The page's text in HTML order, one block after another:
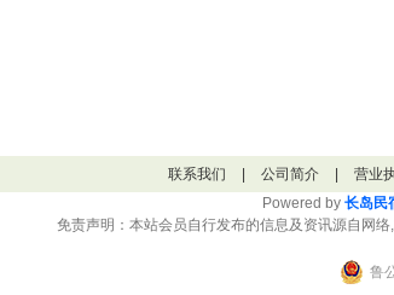
联系我们 公司简介 营业
Powered by 长岛民
免责声明：本站会员自行发布的信息及资讯源自网
鲁